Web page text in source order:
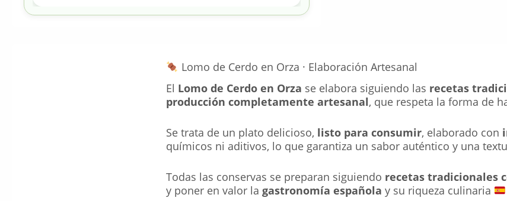
Lomo de Cerdo en Orza · Elaboración Artesanal
El Lomo de Cerdo en Orza se elabora siguiendo las recetas
producción completamente artesanal, que respeta la forma de
Se trata de un plato delicioso, listo para consumir, elaborado con
químicos ni aditivos, lo que garantiza un sabor auténtico y una
Todas las conservas se preparan siguiendo recetas tradicionales
y poner en valor la gastronomía española y su riqueza culinaria